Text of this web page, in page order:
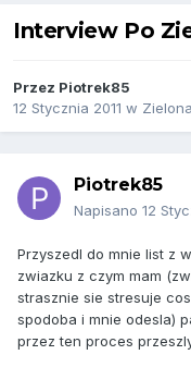
Interview Po
Przez Piotrek85
12 Stycznia 2011 w
Piotrek85
Napisano 12
Przyszedl do mnie list z
zwiazku z czym mam
strasznie sie stresuje
spodoba i mnie odesla)
przez ten proces